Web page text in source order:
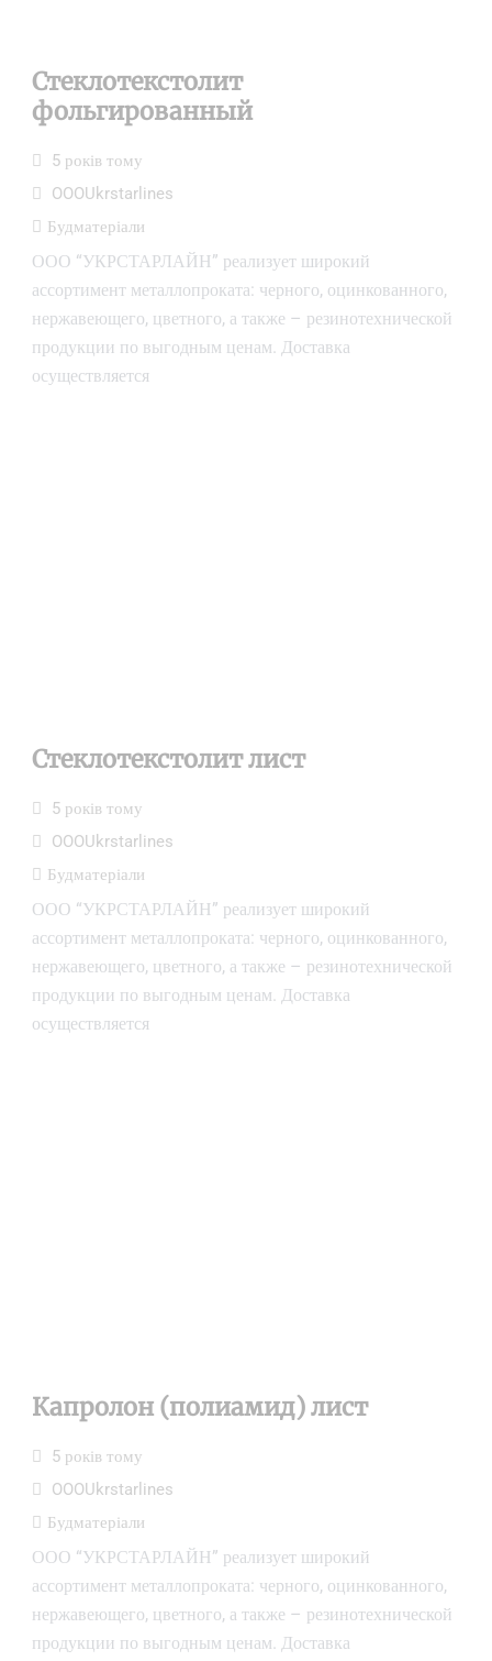
Стеклотекстолит
фольгированный
5 років тому
OOOUkrstarlines
Будматеріали
ООО “УКРСТАРЛАЙН” реализует широкий
ассортимент металлопроката: черного, оцинкованного,
нержавеющего, цветного, а также – резинотехнической
продукции по выгодным ценам. Доставка
осуществляется
Стеклотекстолит лист
5 років тому
OOOUkrstarlines
Будматеріали
ООО “УКРСТАРЛАЙН” реализует широкий
ассортимент металлопроката: черного, оцинкованного,
нержавеющего, цветного, а также – резинотехнической
продукции по выгодным ценам. Доставка
осуществляется
Капролон (полиамид) лист
5 років тому
OOOUkrstarlines
Будматеріали
ООО “УКРСТАРЛАЙН” реализует широкий
ассортимент металлопроката: черного, оцинкованного,
нержавеющего, цветного, а также – резинотехнической
продукции по выгодным ценам. Доставка